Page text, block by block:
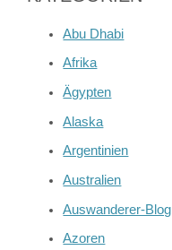
Abu Dhabi
Afrika
Ägypten
Alaska
Argentinien
Australien
Auswanderer-Blog
Azoren